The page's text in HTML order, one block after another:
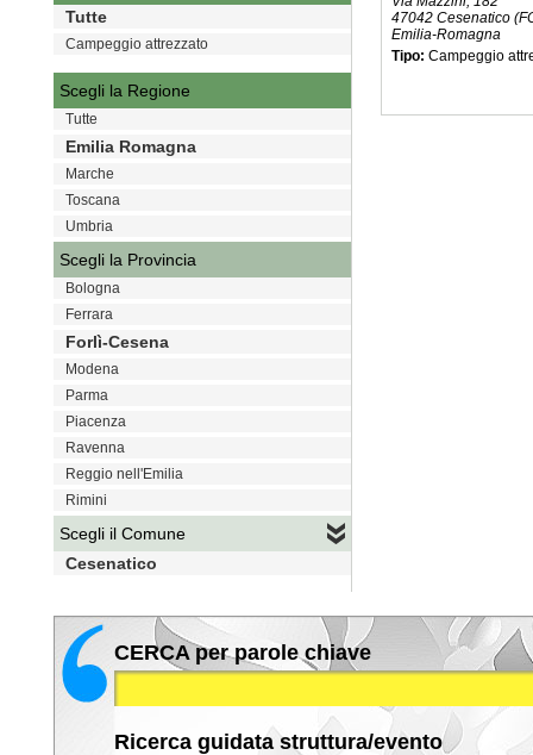
47042 Cesenatico
Emilia-Romagna
Tipo: Campeggio
Tutte
Campeggio attrezzato
Scegli la Regione
Tutte
Emilia Romagna
Marche
Toscana
Umbria
Scegli la Provincia
Bologna
Ferrara
Forlì-Cesena
Modena
Parma
Piacenza
Ravenna
Reggio nell'Emilia
Rimini
Scegli il Comune
Cesenatico
CERCA per parole chiave
Ricerca guidata struttura/evento